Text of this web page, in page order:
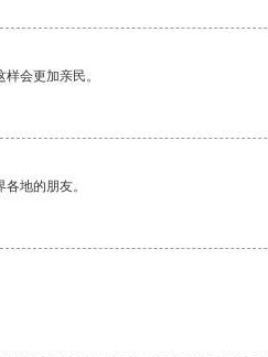
会更加亲民。
地的朋友。